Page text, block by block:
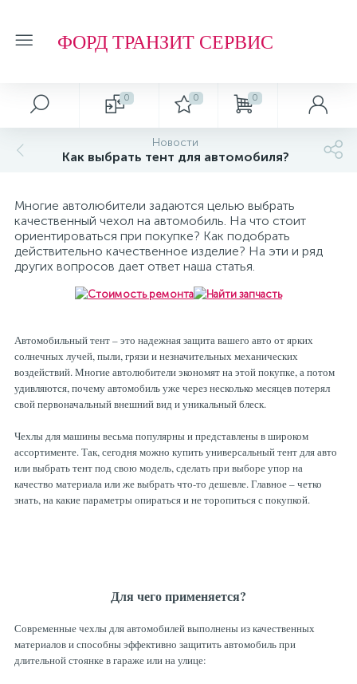
ФОРД ТРАНЗИТ СЕРВИС
0 0 0
Новости
Как выбрать тент для автомобиля?
Многие автолюбители задаются целью выбрать
качественный чехол на автомобиль. На что стоит
ориентироваться при покупке? Как подобрать
действительно качественное изделие? На эти и ряд
других вопросов дает ответ наша статья.
Автомобильный тент – это надежная защита вашего авто от ярких
солнечных лучей, пыли, грязи и незначительных механических
воздействий. Многие автолюбители экономят на этой покупке, а потом
удивляются, почему автомобиль уже через несколько месяцев потерял
свой первоначальный внешний вид и уникальный блеск.
Чехлы для машины весьма популярны и представлены в широком
ассортименте. Так, сегодня можно купить универсальный тент для авто
или выбрать тент под свою модель, сделать при выборе упор на
качество материала или же выбрать что-то дешевле. Главное – четко
знать, на какие параметры опираться и не торопиться с покупкой.
Для чего применяется?
Современные чехлы для автомобилей выполнены из качественных
материалов и способны эффективно защитить автомобиль при
длительной стоянке в гараже или на улице:
Автосервис
Ремонт подвески и ходовой части
Ремонт агрегатов
Кузовные работы
Рулевая система
Тормозная система
О магазине
Отзывы о компании
Обзоры и советы
Обзоры
Рейтинг
Технологии
Т.О. ФОРД ТРАНЗИТ
Фильтр МАСЛЯНЫЙ
Фильтр ТОПЛИВНЫЙ
Фильтр ВОЗДУШНЫЙ
Масло МОТОРНОЕ
ТОРМОЗНАЯ ЖИДКОСТЬ
РОЛИКИ